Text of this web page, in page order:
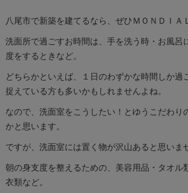
八尾市で新築を建てるなら、ぜひＭＯＮＤＩＡ
洗面所で過ごすお時間は、手を洗う時・お風呂
度をするときなど。
どちらかといえば、１日のわずかな時間しか過
捉えている方も多いかもしれませんよね。
なので、洗面室をこうしたい！とゆうこだわり
かと思います。
ですが、洗面室には置く物が沢山あると思いま
朝の身支度を整えるための、美容用品・タオル
衣類など。